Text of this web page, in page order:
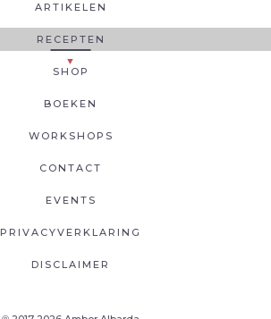
ARTIKELEN
RECEPTEN
SHOP
BOEKEN
WORKSHOPS
CONTACT
EVENTS
PRIVACYVERKLARING
DISCLAIMER